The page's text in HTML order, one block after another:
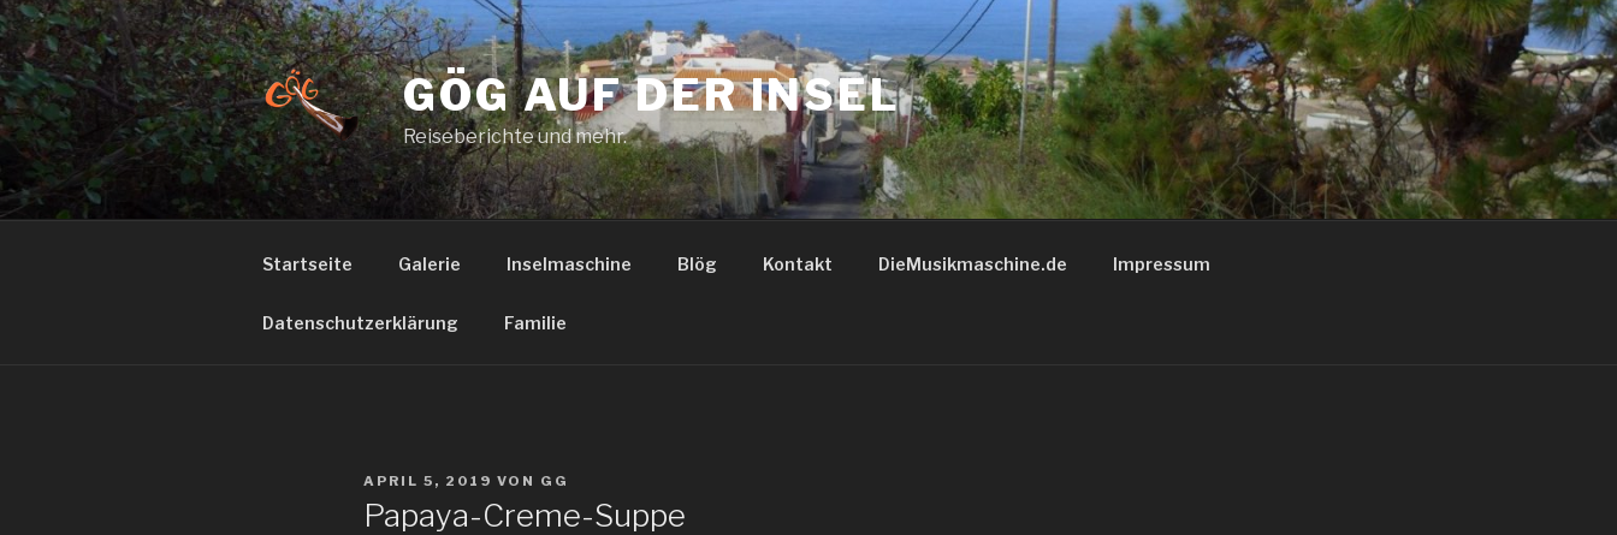
Zum
Inhalt
springen
GÖG AUF DER INSEL
Reiseberichte und mehr.
Startseite Galerie Inselmaschine Blög Kontakt DieMusikmaschine.de Impressum
Datenschutzerklärung Familie
VERÖFFENTLICHT
APRIL 5, 2019 VON GG
Papaya-Creme-Suppe